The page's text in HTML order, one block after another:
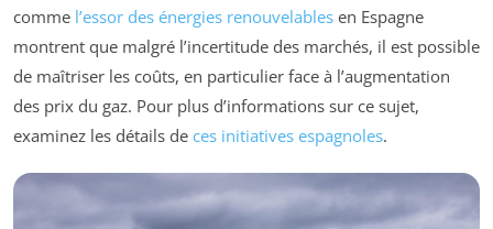
comme l’essor des énergies renouvelables en Espagne
montrent que malgré l’incertitude des marchés, il est possible
de maîtriser les coûts, en particulier face à l’augmentation
des prix du gaz. Pour plus d’informations sur ce sujet,
examinez les détails de ces initiatives espagnoles.